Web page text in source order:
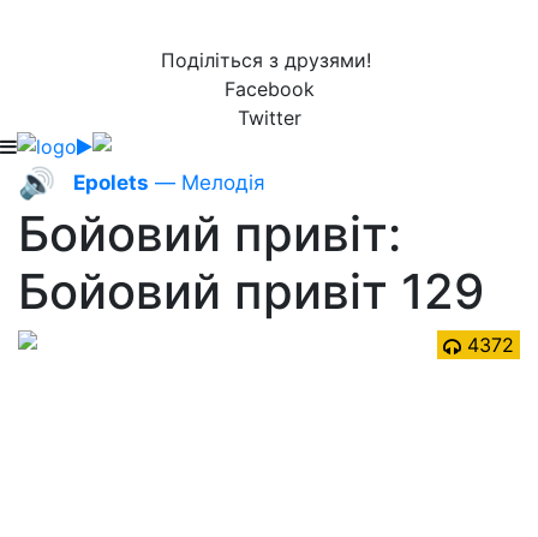
Поділіться з друзями!
Facebook
Twitter
🔊 Epolets — Мелодія
Бойовий привіт:
Бойовий привіт 129
4372